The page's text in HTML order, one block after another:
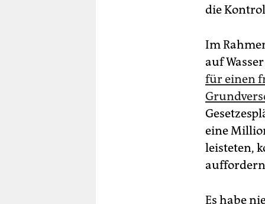
die
Im
auf
für einen
eine
leisteten,
Es habe